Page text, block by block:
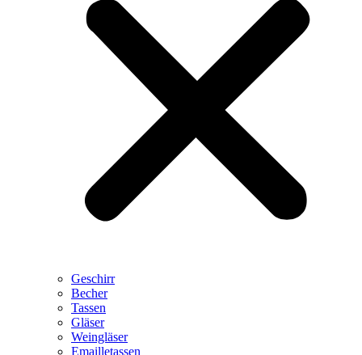
Geschirr
Becher
Tassen
Gläser
Weingläser
Emailletassen